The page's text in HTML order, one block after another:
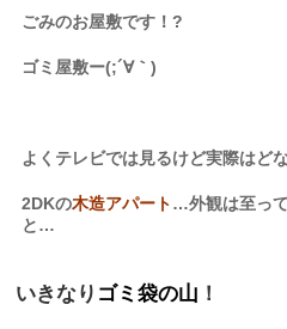
ごみのお屋敷です！?
ゴミ屋敷ー(;´∀｀)
よくテレビでは見るけど実際はど
2DKの木造アパート…外観は至っ
と…
いきなり ゴミ袋の山 ！